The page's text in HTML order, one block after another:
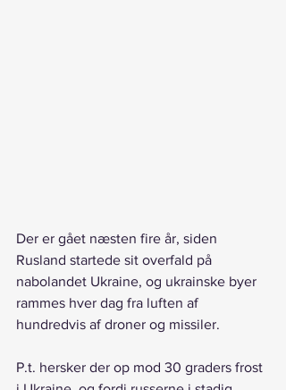
Der er gået næsten fire år, siden
Rusland startede sit overfald på
nabolandet Ukraine, og ukrainske byer
rammes hver dag fra luften af
hundredvis af droner og missiler.
P.t. hersker der op mod 30 graders frost